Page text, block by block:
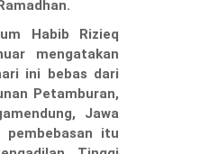
Habib Rizieq
mengatakan
ini bebas dari
Petamburan,
Jawa
pembebasan itu